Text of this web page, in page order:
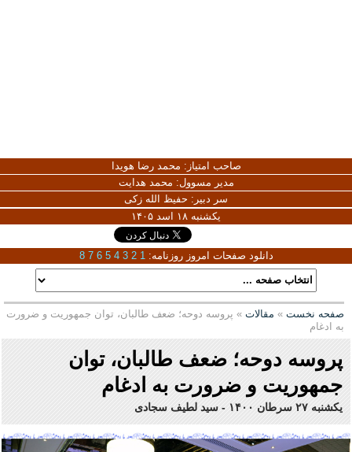
صاحب امتیاز: محمد رضا هویدا
مدیر مسوول: محمد هدایت
سر دبیر: حفیظ الله زکی
یکشنبه ۱۸ اسد ۱۴۰۵
دانلود صفحات امروز روزنامه: 1
2
3
4
5
6
7
8
صفحه نخست » مقالات » پروسه دوحه؛ ضعف طالبان، توان جمهوریت و ضرورت
به ادغام
پروسه دوحه؛ ضعف طالبان، توان
جمهوریت و ضرورت به ادغام
یکشنبه ۲۷ سرطان ۱۴۰۰ - سید لطیف سجادی